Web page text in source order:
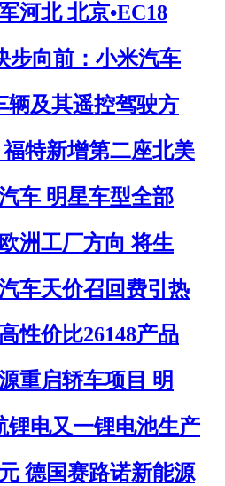
河北 北京•EC18
步向前：小米汽车
辆及其遥控驾驶方
特新增第二座北美
车 明星车型全部
洲工厂方向 将生
车天价召回费引热
性价比26148产品
重启轿车项目 明
锂电又一锂电池生产
德国赛路诺新能源